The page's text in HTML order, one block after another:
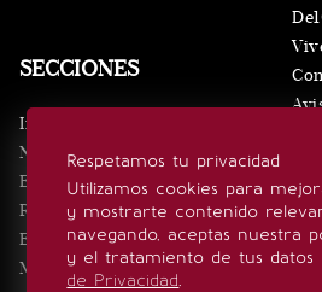
Respetamos tu privacidad
Utilizamos cookies para
y mostrarte contenido
navegando, aceptas nuestra
y el tratamiento de tus datos
de Privacidad.
SECCIONES
Inicio
Noticias
Eventos
Realeza
Estilo de vida
Minuto x Minuto